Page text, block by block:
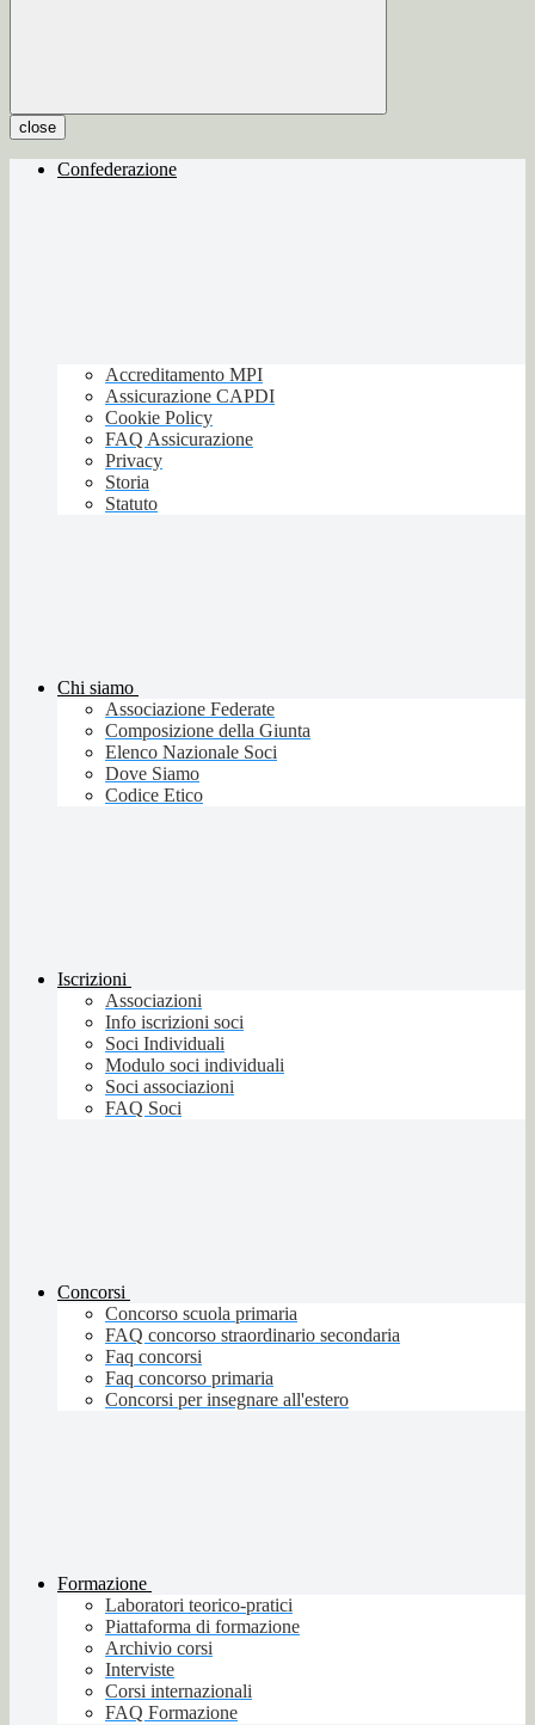
close
Confederazione
Accreditamento MPI
Assicurazione CAPDI
Cookie Policy
FAQ Assicurazione
Privacy
Storia
Statuto
Chi siamo
Associazione Federate
Composizione della Giunta
Elenco Nazionale Soci
Dove Siamo
Codice Etico
Iscrizioni
Associazioni
Info iscrizioni soci
Soci Individuali
Modulo soci individuali
Soci associazioni
FAQ Soci
Concorsi
Concorso scuola primaria
FAQ concorso straordinario secondaria
Faq concorsi
Faq concorso primaria
Concorsi per insegnare all'estero
Formazione
Laboratori teorico-pratici
Piattaforma di formazione
Archivio corsi
Interviste
Corsi internazionali
FAQ Formazione